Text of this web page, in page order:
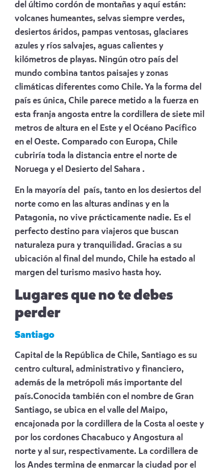
del último cordón de montañas y aquí están:
volcanes humeantes, selvas siempre verdes,
desiertos áridos, pampas ventosas, glaciares
azules y ríos salvajes, aguas calientes y
kilómetros de playas. Ningún otro país del
mundo combina tantos paisajes y zonas
climáticas diferentes como Chile. Ya la forma del
país es única, Chile parece metido a la fuerza en
esta franja angosta entre la cordillera de siete mil
metros de altura en el Este y el Océano Pacífico
en el Oeste. Comparado con Europa, Chile
cubriría toda la distancia entre el norte de
Noruega y el Desierto del Sahara .
En la mayoría del país, tanto en los desiertos del
norte como en las alturas andinas y en la
Patagonia, no vive prácticamente nadie. Es el
perfecto destino para viajeros que buscan
naturaleza pura y tranquilidad. Gracias a su
ubicación al final del mundo, Chile ha estado al
margen del turismo masivo hasta hoy.
Lugares que no te debes
perder
Santiago
Capital de la República de Chile, Santiago es su
centro cultural, administrativo y financiero,
además de la metrópoli más importante del
país.Conocida también con el nombre de Gran
Santiago, se ubica en el valle del Maipo,
encajonada por la cordillera de la Costa al oeste y
por los cordones Chacabuco y Angostura al
norte y al sur, respectivamente. La cordillera de
los Andes termina de enmarcar la ciudad por el